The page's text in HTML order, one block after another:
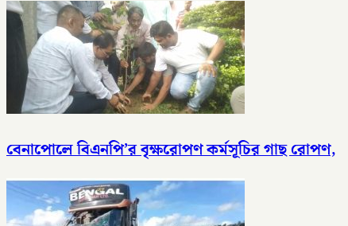
বেনাপোলে বিএনপি’র বৃক্ষরোপণ কর্মসূচির গাছ রোপণ,